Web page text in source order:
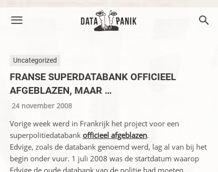
Uncategorized
FRANSE SUPERDATABANK OFFICIEEL
AFGEBLAZEN, MAAR …
24 november 2008
Vorige week werd in Frankrijk het project voor een
superpolitiedatabank officieel afgeblazen.
Edvige, zoals de databank genoemd werd, lag al van bij het
begin onder vuur. 1 juli 2008 was de startdatum waarop
Edvige de oude databank van de politie had moeten